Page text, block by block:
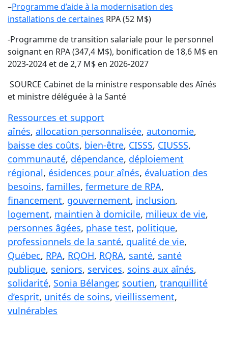
–Programme d’aide à la modernisation des
installations de certaines RPA (52 M$)
-Programme de transition salariale pour le personnel
soignant en RPA (347,4 M$), bonification de 18,6 M$ en
2023-2024 et de 2,7 M$ en 2026-2027
SOURCE Cabinet de la ministre responsable des Aînés
et ministre déléguée à la Santé
Ressources et support
aînés, allocation personnalisée, autonomie
baisse des coûts, bien-être, CISSS, CIUSSS
communauté, dépendance, déploiement
régional, ésidences pour aînés, évaluation des
besoins, familles, fermeture de RPA
financement, gouvernement, inclusion
logement, maintien à domicile, milieux de vie
personnes âgées, phase test, politique
professionnels de la santé, qualité de vie
Québec, RPA, RQOH, RQRA, santé, santé
publique, seniors, services, soins aux aînés
solidarité, Sonia Bélanger, soutien, tranquillité
d’esprit, unités de soins, vieillissement
vulnérables